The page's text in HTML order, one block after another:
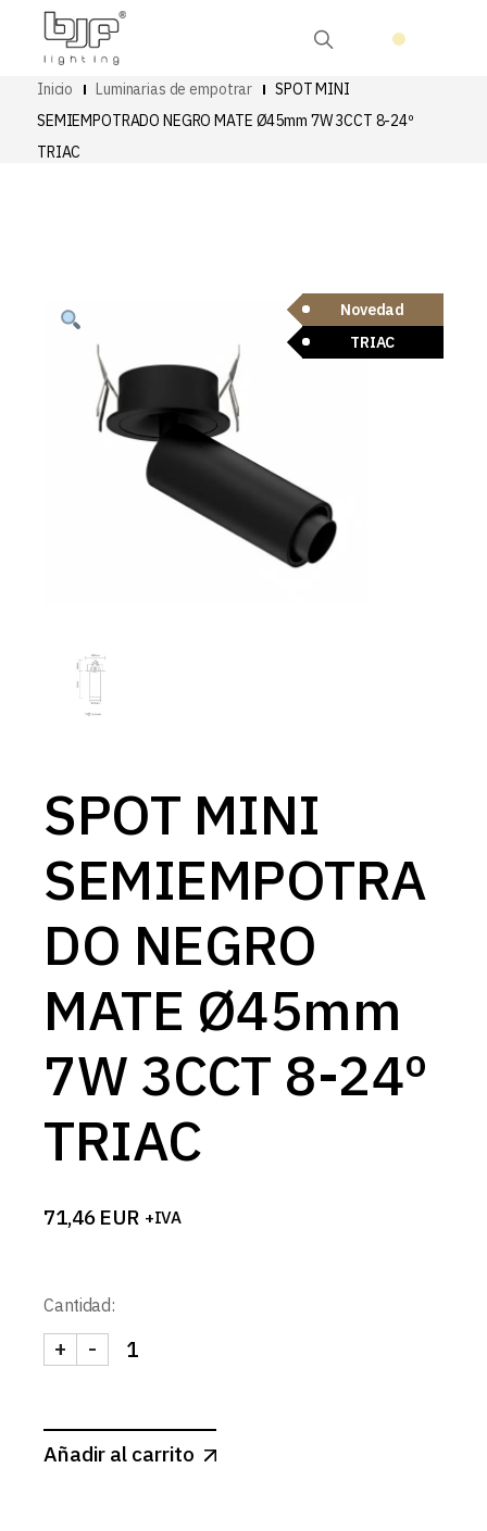
Inicio Luminarias de empotrar
SPOT MINI
SEMIEMPOTRADO NEGRO MATE Ø45mm 7W 3CCT 8-24º
TRIAC
Novedad
TRIAC
SPOT MINI
SEMIEMPOTRA
DO NEGRO
MATE Ø45mm
7W 3CCT 8-24º
TRIAC
71,46 EUR +IVA
Cantidad:
SPOT MINI SEMIEMPOTRADO NEGRO MATE
-
+
Añadir al carrito